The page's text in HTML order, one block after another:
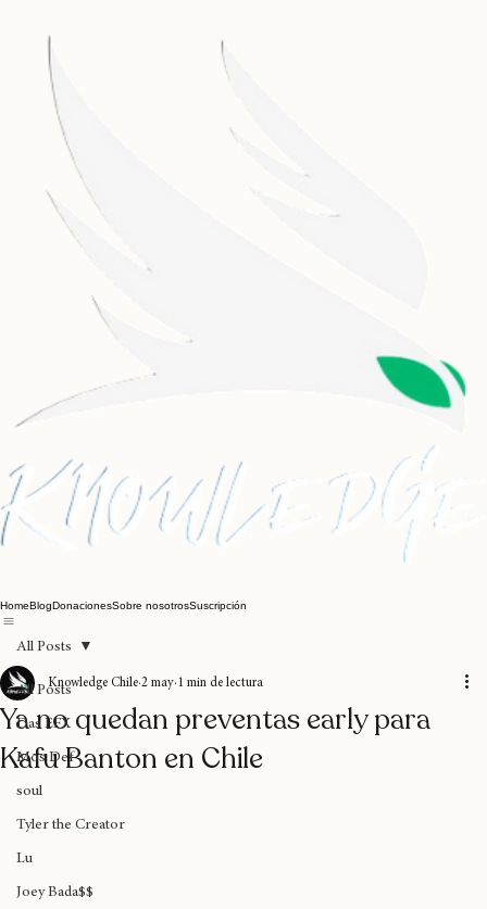
All Posts
Das EFX
Mos Def
soul
Tyler the Creator
Lu
All Posts
Ya no quedan preventas early para
Kafu Banton en Chile
Knowledge Chile 1 min de lectura